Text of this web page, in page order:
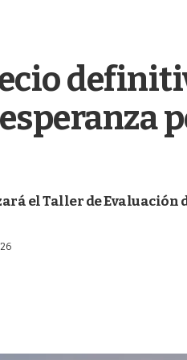
el Taller de